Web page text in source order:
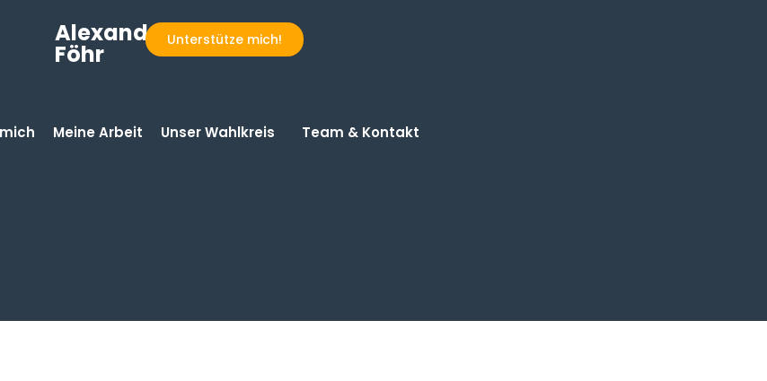
Alexander
Föhr Unterstütze mich!
Meine Arbeit Unser Wahlkreis Team & Kontakt